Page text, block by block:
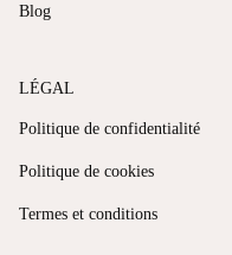
Blog
LÉGAL
Politique de confidentialité
Politique de cookies
Termes et conditions